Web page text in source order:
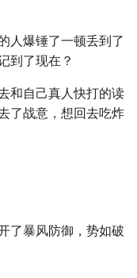
人爆锤了一顿丢到了
到了现在？
和自己真人快打的读
了战意，想回去吃炸
了暴风防御，势如破